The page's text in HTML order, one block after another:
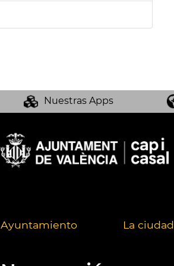
Nuestras Apps
Ayuntamiento La ciudad